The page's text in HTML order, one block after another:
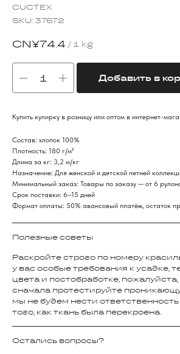
CUCTEX
SKU: 37672
CN¥74.4 / 1 kg
Добавить в
Купить кулирку в розницу или оптом в интернет-
Состав: хлопок 100%
Плотность: 180 г/м²
Длина за кг: 3,2 м/кг
Назначение: Для женской и детской летней
Минимальный заказ: Товары по заказу — от 6
Срок поставки: 6–15 дней
Формат оплаты: 50% авансовый платёж, остаток
Полезные советы
Раскройте строго по номеру
у вас особые требования к усадке,
цвета и постобработке,
сначала протестируйте
мы не будем нести ответственность
того, как ткань была перекроена.
Остались вопросы?